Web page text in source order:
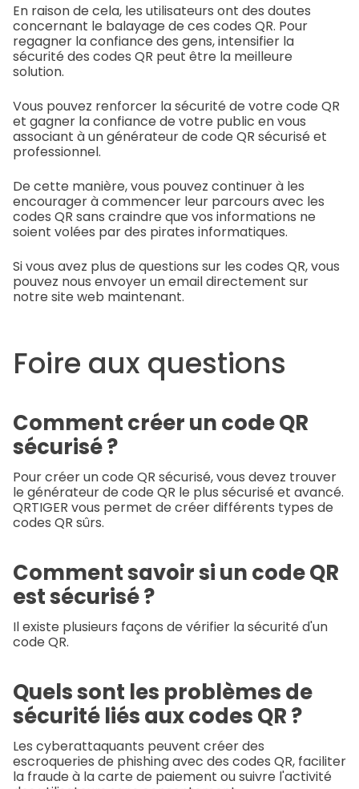
En raison de cela, les utilisateurs ont des doutes
concernant le balayage de ces codes QR. Pour
regagner la confiance des gens, intensifier la
sécurité des codes QR peut être la meilleure
solution.
Vous pouvez renforcer la sécurité de votre code QR
et gagner la confiance de votre public en vous
associant à un générateur de code QR sécurisé et
professionnel.
De cette manière, vous pouvez continuer à les
encourager à commencer leur parcours avec les
codes QR sans craindre que vos informations ne
soient volées par des pirates informatiques.
Si vous avez plus de questions sur les codes QR, vous
pouvez nous envoyer un email directement sur
notre site web maintenant.
Foire aux questions
Comment créer un code QR
sécurisé ?
Pour créer un code QR sécurisé, vous devez trouver
le générateur de code QR le plus sécurisé et avancé.
QRTIGER vous permet de créer différents types de
codes QR sûrs.
Comment savoir si un code QR
est sécurisé ?
Il existe plusieurs façons de vérifier la sécurité d'un
code QR.
Quels sont les problèmes de
sécurité liés aux codes QR ?
Les cyberattaquants peuvent créer des
escroqueries de phishing avec des codes QR, faciliter
la fraude à la carte de paiement ou suivre l'activité